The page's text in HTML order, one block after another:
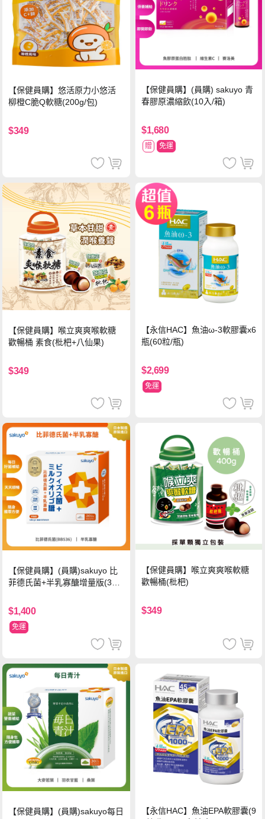
【保健員購】悠活原力小悠活
柳橙C脆Q軟糖(200g/包)
$349
【保健員購】(員購) sakuyo 青
春膠原濃縮飲(10入/箱)
$1,680
贈 免運
【保健員購】喉立爽爽喉軟糖
歡暢桶 素食(枇杷+八仙果)
$349
【永信HAC】魚油ω-3軟膠囊x6
瓶(60粒/瓶)
$2,699
免運
【保健員購】(員購)sakuyo 比
菲德氏菌+半乳寡醣增量版(30
$1,400
免運
【保健員購】喉立爽爽喉軟糖
歡暢桶(枇杷)
$349
【保健員購】(員購)sakuyo每日
【永信HAC】魚油EPA軟膠囊(9